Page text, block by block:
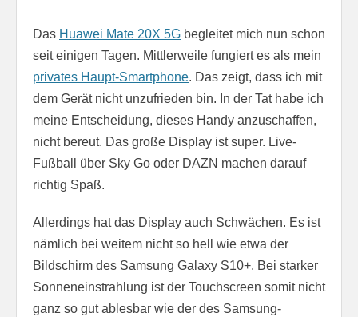
Das Huawei Mate 20X 5G begleitet mich nun schon
seit einigen Tagen. Mittlerweile fungiert es als mein
privates Haupt-Smartphone. Das zeigt, dass ich mit
dem Gerät nicht unzufrieden bin. In der Tat habe ich
meine Entscheidung, dieses Handy anzuschaffen,
nicht bereut. Das große Display ist super. Live-
Fußball über Sky Go oder DAZN machen darauf
richtig Spaß.
Allerdings hat das Display auch Schwächen. Es ist
nämlich bei weitem nicht so hell wie etwa der
Bildschirm des Samsung Galaxy S10+. Bei starker
Sonneneinstrahlung ist der Touchscreen somit nicht
ganz so gut ablesbar wie der des Samsung-